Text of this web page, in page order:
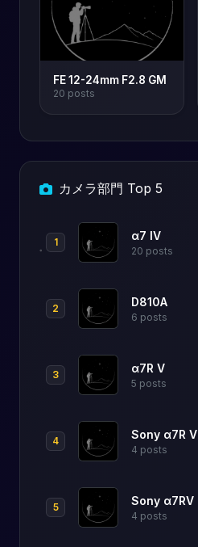
FE 12-24mm F2.8 GM
20 posts
カメラ部門 Top 5
1 α7 IV
20 posts
2 D810A
6 posts
3 α7R V
5 posts
4 Sony α7R V
4 posts
5 Sony α7RV
4 posts